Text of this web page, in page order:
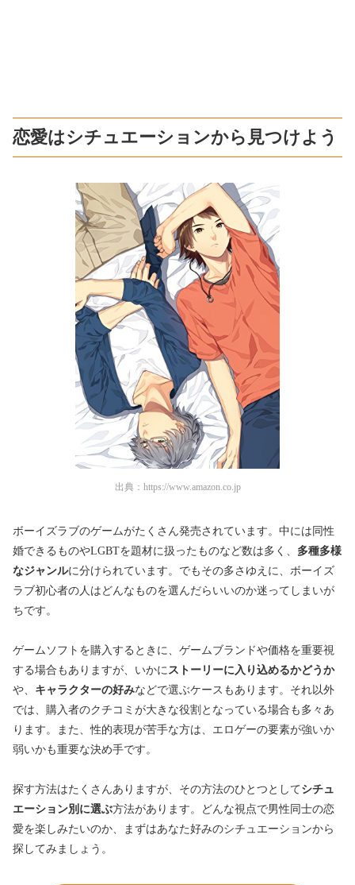
恋愛はシチュエーションから見つけよう
出典： https://www.amazon.co.jp
ボーイズラブのゲームがたくさん発売されています。中には同性
婚できるものやLGBTを題材に扱ったものなど数は多く、 多種多様
なジャンルに分けられています。でもその多さゆえに、ボーイズ
ラブ初心者の人はどんなものを選んだらいいのか迷ってしまいが
ちです。
ゲームソフトを購入するときに、ゲームブランドや価格を重要視
する場合もありますが、いかにストーリーに入り込めるかどうか
や、 キャラクターの好みなどで選ぶケースもあります。それ以外
では、購入者のクチコミが大きな役割となっている場合も多々あ
ります。また、性的表現が苦手な方は、エロゲーの要素が強いか
弱いかも重要な決め手です。
探す方法はたくさんありますが、その方法のひとつとしてシチュ
エーション別に選ぶ方法があります。どんな視点で男性同士の恋
愛を楽しみたいのか、まずはあなた好みのシチュエーションから
探してみましょう。